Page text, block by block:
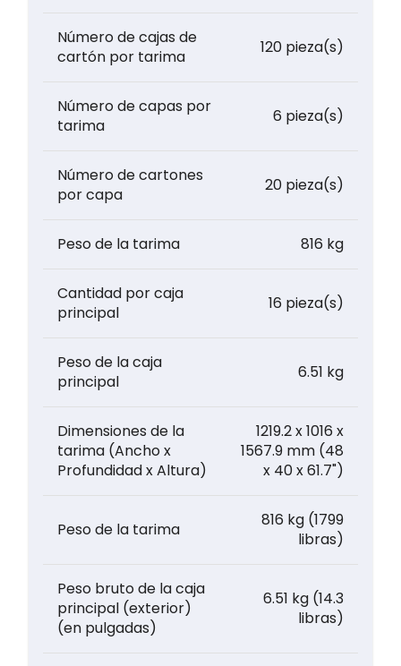
Número de cajas de
cartón por tarima
120 pieza(s)
Número de capas por
tarima
6 pieza(s)
Número de cartones
por capa
20 pieza(s)
Peso de la tarima 816 kg
Cantidad por caja
principal
16 pieza(s)
Peso de la caja
principal
6.51 kg
Dimensiones de la
tarima (Ancho x
Profundidad x Altura)
1219.2 x 1016 x
1567.9 mm (48
x 40 x 61.7")
Peso de la tarima
816 kg (1799
libras)
Peso bruto de la caja
principal (exterior)
(en pulgadas)
6.51 kg (14.3
libras)